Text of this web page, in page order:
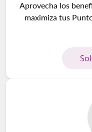
Aprovecha los
maximiza tus